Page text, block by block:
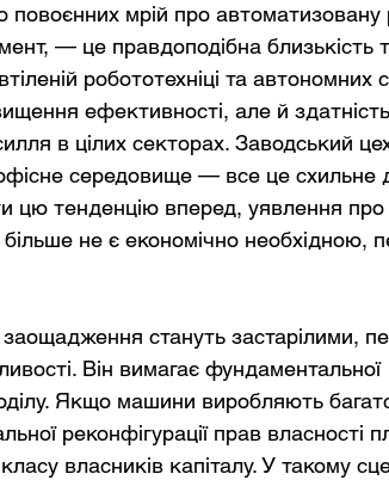
повоєнних мрій про автоматизовану
— це правдоподібна близькість
робототехніці та автономних
ефективності, але й здатність
в цілих секторах. Заводський
середовище — все це схильне
цю тенденцію вперед, уявлення про
не є економічно необхідною,
стануть застарілими,
Він вимагає фундаментальної
Якщо машини виробляють
реконфігурації прав власності
власників капіталу. У такому